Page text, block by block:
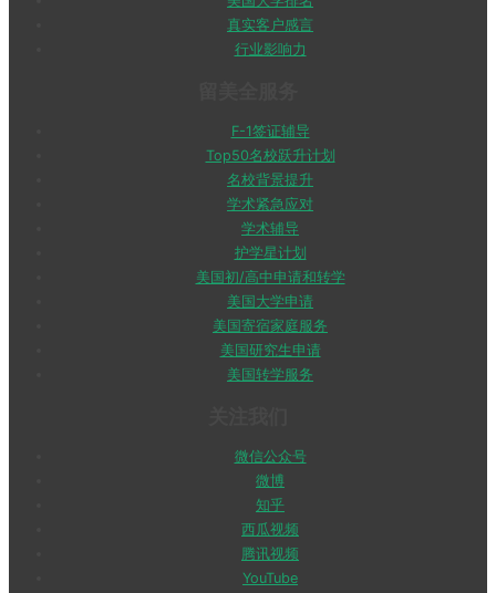
真实客户感言
行业影响力
F-1签证辅导
Top50名校跃升计划
名校背景提升
学术紧急应对
学术辅导
护学星计划
美国初/高中申请和转学
美国大学申请
美国寄宿家庭服务
美国研究生申请
美国转学服务
微信公众号
微博
知乎
西瓜视频
腾讯视频
YouTube